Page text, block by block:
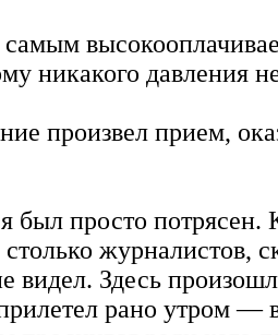
никакого давления
произвел прием,
просто потрясен.
журналистов,
видел. Здесь
рано утром —